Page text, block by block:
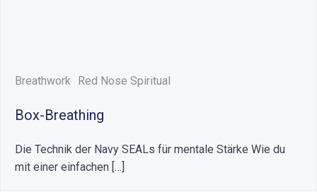
Breathwork Red Nose Spiritual
Box-Breathing
Die Technik der Navy SEALs für mentale Stärke Wie du
mit einer einfachen […]